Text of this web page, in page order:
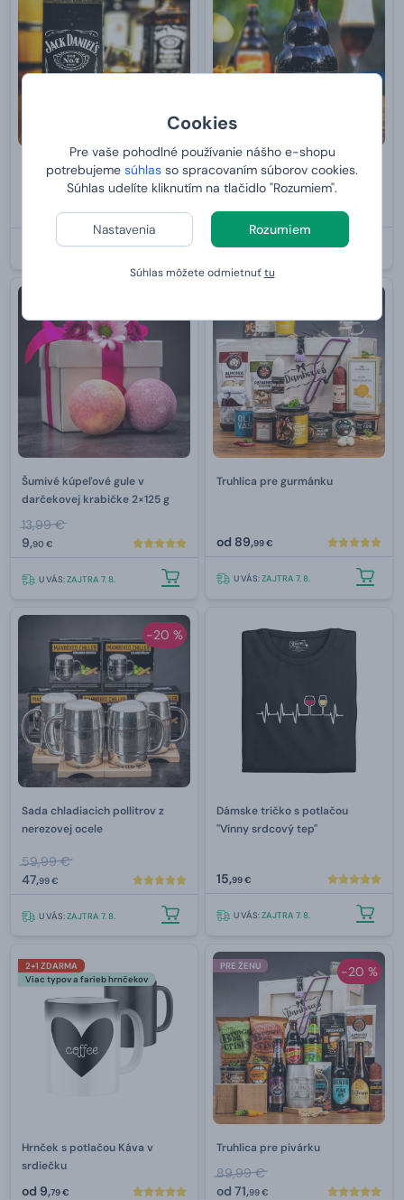
Cookies
Pre vaše pohodlné používanie nášho e-shopu
potrebujeme súhlas so spracovaním súborov cookies.
Súhlas udelíte kliknutím na tlačidlo "Rozumiem".
Nastavenia Rozumiem
Súhlas môžete odmietnuťtu
Čokoláda Goldkenn s Jack
Daniel´s 100 g
U VÁS:ZAJTRA 7. 8.
Kasteel Rouge 18° 0,33 l
3,99 €
U VÁS:ZAJTRA 7. 8.
Šumivé kúpeľové gule v
darčekovej krabičke 2×125 g
13,99 €
9,90 €
U VÁS:ZAJTRA 7. 8.
Truhlica pre gurmánku
od 89,99 €
U VÁS:ZAJTRA 7. 8.
-20 %
Sada chladiacich pollitrov z
nerezovej ocele
59,99 €
47,99 €
U VÁS:ZAJTRA 7. 8.
Dámske tričko s potlačou
"Vínny srdcový tep"
15,99 €
U VÁS:ZAJTRA 7. 8.
2+1 ZDARMA
Viac typov a farieb hrnčekov
Hrnček s potlačou Káva v
srdiečku
od 9,79 €
-20 %
PRE ŽENU
Truhlica pre pivárku
89,99 €
od 71,99 €